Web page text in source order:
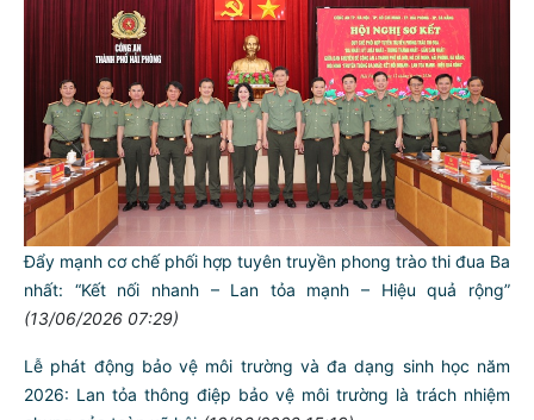
Đẩy mạnh cơ chế phối hợp tuyên truyền phong trào thi đua Ba
nhất: “Kết nối nhanh – Lan tỏa mạnh – Hiệu quả rộng”
(13/06/2026 07:29)